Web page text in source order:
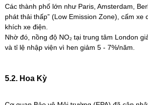
Các thành phố lớn như Paris, Amsterdam,
phát thải thấp” (Low Emission Zone), cấm xe
khích xe điện.
Nhờ đó, nồng độ NO₂ tại trung tâm London
và tỉ lệ nhập viện vì hen giảm 5 - 7%/năm.
5.2. Hoa Kỳ